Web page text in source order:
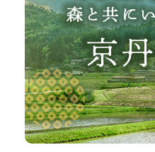
り
な
さ
い、
森